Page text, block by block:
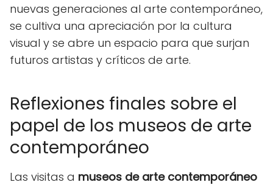
nuevas generaciones al arte contemporáneo,
se cultiva una apreciación por la cultura
visual y se abre un espacio para que surjan
futuros artistas y críticos de arte.
Reflexiones finales sobre el
papel de los museos de arte
contemporáneo
Las visitas a museos de arte contemporáneo